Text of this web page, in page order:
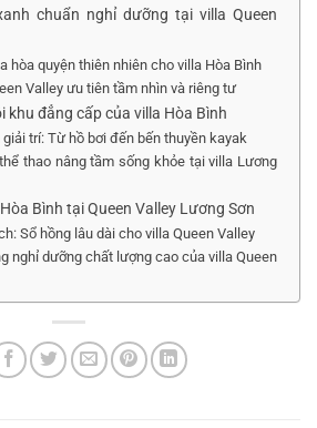
chuẩn nghỉ dưỡng tại villa Queen
hòa quyện thiên nhiên cho villa Hòa Bình
Valley ưu tiên tầm nhìn và riêng tư
khu đẳng cấp của villa Hòa Bình
trí: Từ hồ bơi đến bến thuyền kayak
thao nâng tầm sống khỏe tại villa Lương
Bình tại Queen Valley Lương Sơn
Sổ hồng lâu dài cho villa Queen Valley
nghỉ dưỡng chất lượng cao của villa Queen